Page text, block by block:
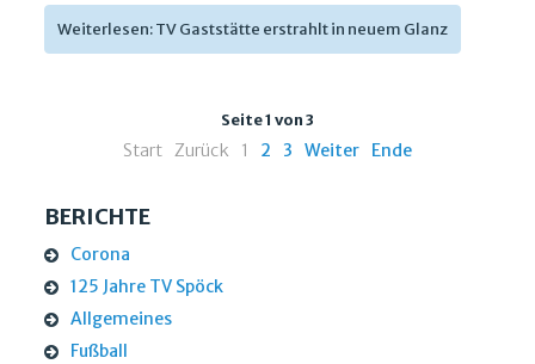
Weiterlesen: TV Gaststätte erstrahlt in neuem Glanz
Seite 1 von 3
Start Zurück 1 2 3 Weiter Ende
BERICHTE
Corona
125 Jahre TV Spöck
Allgemeines
Fußball